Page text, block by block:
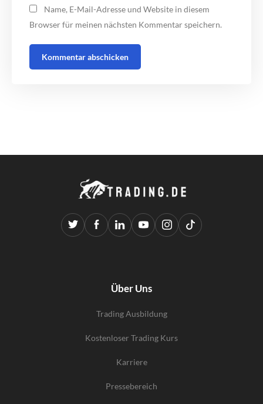
Name, E-Mail-Adresse und Website in diesem
Browser für meinen nächsten Kommentar speichern.
Über Uns
Trading Ausbildung
Kostenloser Trading Kurs
Karriere
Pressebereich